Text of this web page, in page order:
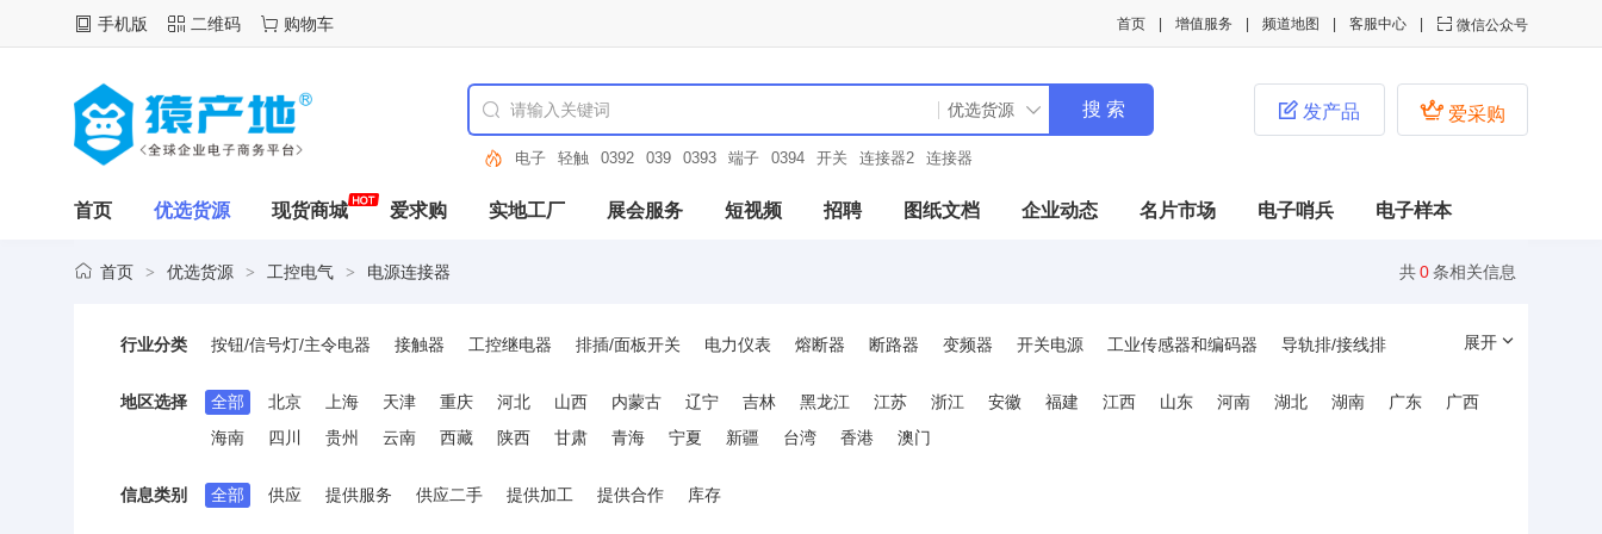
手机版 二维码 购物车  微信公众号
客服中心
频道地图
增值服务
首页
电子 轻触 0392 039 0393 端子 0394 开关 连接器2 连接器
 爱采购
 发产品
首页 优选货源 现货商城 爱求购 实地工厂 展会服务 短视频 招聘 图纸文档 企业动态 名片市场 电子哨兵 电子样本
共0条相关信息
首页 > 优选货源 > 工控电气 > 电源连接器
行业分类 按钮/信号灯/主令电器 接触器 工控继电器 排插/面板开关 电力仪表 熔断器 断路器 变频器 开关电源 工业传感器和编码器
导轨排/接线排
可编程控制器(PLC)
制冷/暖通设备 航空接头/防水接头 电线电缆和配件 光源/灯具及配件 驱动与运动控制 信号与控制产品
人机界面及工控机
电源连接器
接线端子 电机与驱动器 光源灯具及配件 制冷暖通设备 工业流量传感器
展开
地区选择 全部 北京 上海 天津 重庆 河北 山西 内蒙古 辽宁 吉林 黑龙江 江苏 浙江 安徽 福建 江西 山东 河南 湖北 湖南 广东
广西
海南
四川 贵州 云南 西藏 陕西 甘肃 青海 宁夏 新疆 台湾 香港 澳门
信息类别 全部 供应 提供服务 供应二手 提供加工 提供合作 库存